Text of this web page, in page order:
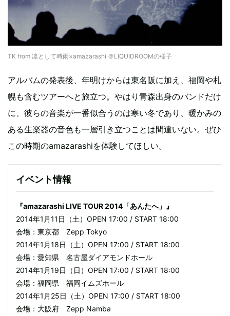
TK from 凛として時雨×amazarashi ＠LIQUIDROOMの様子
アルバムの発表後、年明けからは東名阪に加え、福岡や札
幌も含むツアーへと旅立つ。やはり青森出身のバンドだけ
に、彼らの音楽が一番似合うのは寒い冬であり、暖かみの
ある生楽器の音色も一層引き立つことは間違いない。ぜひ
この時期のamazarashiを体験してほしい。
イベント情報
『amazarashi LIVE TOUR 2014「あんたへ」』
2014年1月11日（土）OPEN 17:00 / START 18:00
会場：東京都 Zepp Tokyo
2014年1月18日（土）OPEN 17:00 / START 18:00
会場：愛知県 名古屋ダイアモンドホール
2014年1月19日（日）OPEN 17:00 / START 18:00
会場：福岡県 福岡イムズホール
2014年1月25日（土）OPEN 17:00 / START 18:00
会場：大阪府 Zepp Namba